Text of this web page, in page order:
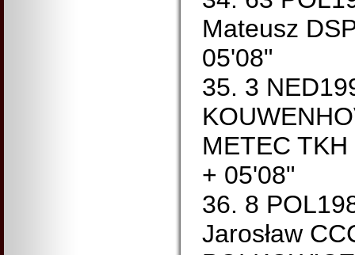
Mateusz
05'08"
35. 3
METEC
+ 05'08"
36. 8
Jarosław